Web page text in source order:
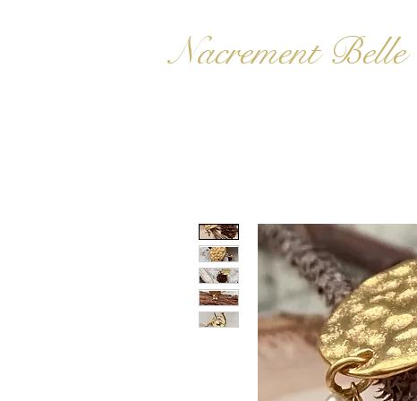
Nacrement Belle